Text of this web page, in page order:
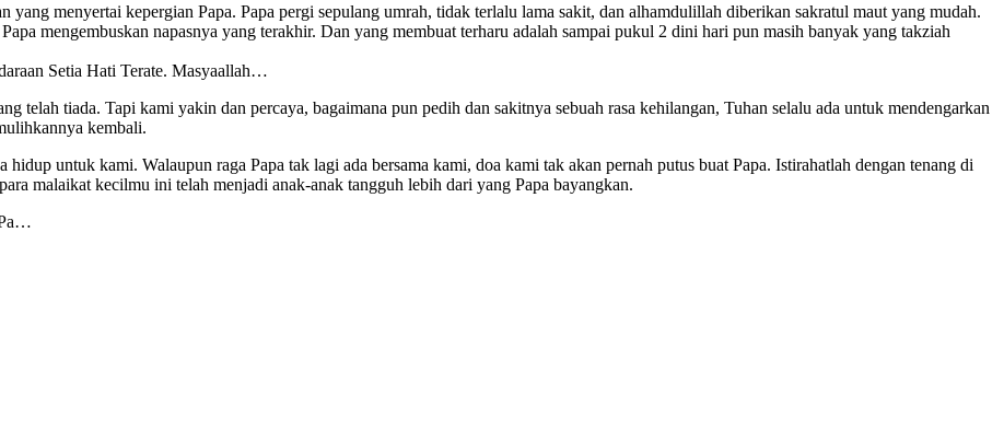
menyertai kepergian Papa. Papa pergi sepulang umrah, tidak terlalu lama sakit, dan alhamdulillah diberikan sakratul maut yang mudah.
mengembuskan napasnya yang terakhir. Dan yang membuat terharu adalah sampai pukul 2 dini hari pun masih banyak yang takziah
Setia Hati Terate. Masyaallah…
telah tiada. Tapi kami yakin dan percaya, bagaimana pun pedih dan sakitnya sebuah rasa kehilangan, Tuhan selalu ada untuk mendengarkan
kembali.
untuk kami. Walaupun raga Papa tak lagi ada bersama kami, doa kami tak akan pernah putus buat Papa. Istirahatlah dengan tenang di
malaikat kecilmu ini telah menjadi anak-anak tangguh lebih dari yang Papa bayangkan.